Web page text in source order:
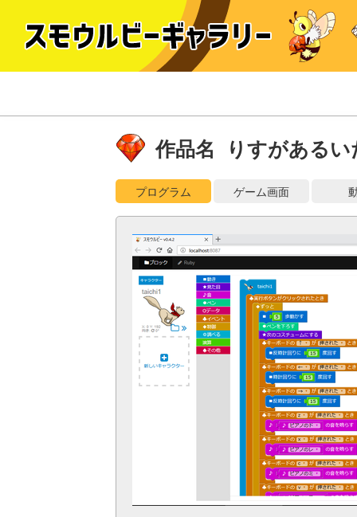
作品名 りすがあるい
プログラム ゲーム画面